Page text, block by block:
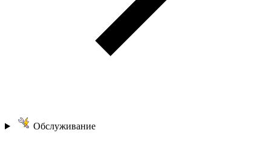
Обслуживание